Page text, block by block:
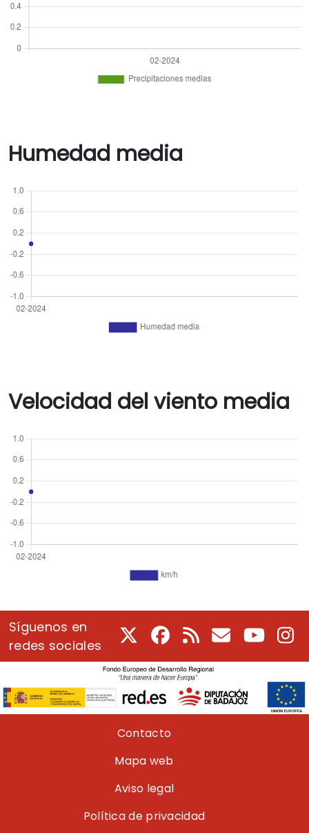
Humedad media
Velocidad del viento media
Síguenos en
redes sociales
Facebook
RSS CorreoYoutube
Pie de páginaContacto
Mapa web
Aviso legal
Política de privacidad